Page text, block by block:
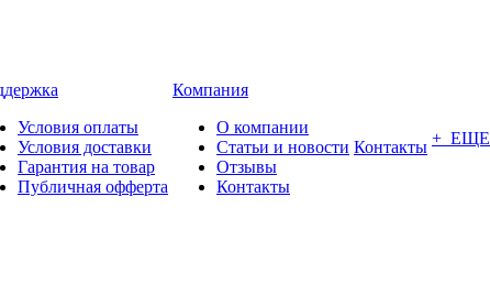
Условия оплаты
Условия доставки
Гарантия на товар
Публичная офферта
Компания
О компании
Статьи и новости
Отзывы
Контакты
Контакты + ЕЩЕ